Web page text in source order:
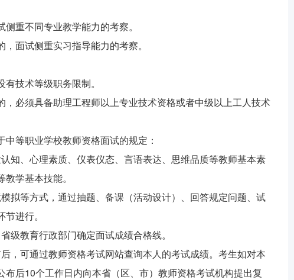
重不同专业教学能力的考察。
面试侧重实习指导能力的考察。
技术等级职务限制。
必须具备助理工程师以上专业技术资格或者中级以上工人技术
中等职业学校教师资格面试的规定：
知、心理素质、仪表仪态、言语表达、思维品质等教师基本素
学基本技能。
拟等方式，通过抽题、备课（活动设计）、回答规定问题、试
进行。
级教育行政部门确定面试成绩合格线。
，可通过教师资格考试网站查询本人的考试成绩。考生如对本
布后10个工作日内向本省（区、市）教师资格考试机构提出复